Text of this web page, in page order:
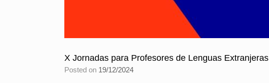
X Jornadas para Profesores de Lenguas Extranjeras
Posted on 19/12/2024